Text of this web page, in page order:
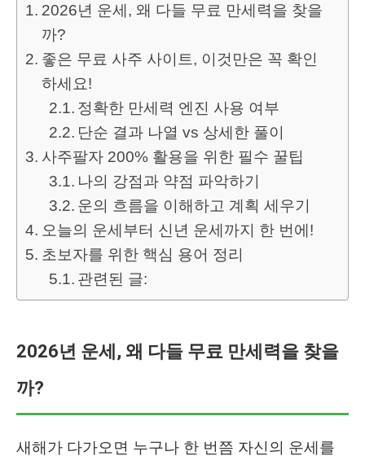
2026년 운세, 왜 다들 무료 만세력을 찾을
까?
좋은 무료 사주 사이트, 이것만은 꼭 확인
하세요!
정확한 만세력 엔진 사용 여부
단순 결과 나열 vs 상세한 풀이
사주팔자 200% 활용을 위한 필수 꿀팁
나의 강점과 약점 파악하기
운의 흐름을 이해하고 계획 세우기
오늘의 운세부터 신년 운세까지 한 번에!
초보자를 위한 핵심 용어 정리
관련된 글:
2026년 운세, 왜 다들 무료 만세력을 찾을
까?
새해가 다가오면 누구나 한 번쯤 자신의 운세를